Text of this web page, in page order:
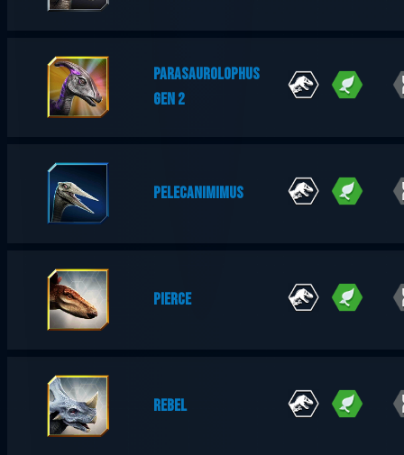
PARASAUROLOPHUS
GEN 2
PELECANIMIMUS
PIERCE
REBEL